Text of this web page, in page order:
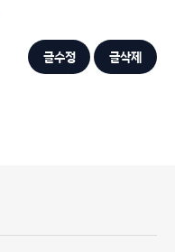
글수정 글삭제